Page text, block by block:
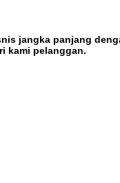
jangka panjang
kami pelanggan.